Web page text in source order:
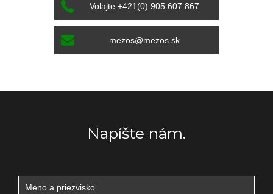
Volajte +421(0) 905 607 867
mezos@mezos.sk
Napíšte nám.